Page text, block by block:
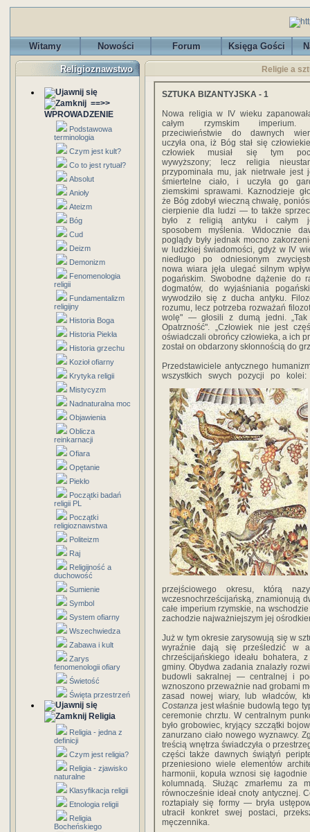
Witamy Nowości Forum Księga Gości
Religioznawstwo
==>>
WPROWADZENIE
Podstawowa
terminologia
Czym jest kult?
Co to jest rytuał?
Absolut
Anioły
Ateizm
Bóg
Cud
Deizm
Demonizm
Fenomenologia
religii
Fundamentalizm
religijny
Historia Boga
Historia Piekła
Historia grzechu
Kozioł ofiarny
Krytyka religii
Mistycyzm
Nadnaturalna moc
Objawienia
Oblicza
reinkarnacji
Ofiara
Opętanie
Piekło
Początki badań
religii PL
Początki
religioznawstwa
Politeizm
Raj
Religijność a
duchowość
Sumienie
Symbol
System ofiarny
Wszechwiedza
Zabawa i kult
Zarys
fenomenologii ofiary
Świetość
Święta przestrzeń
Religia
Religia - jedna z
definicji
Czym jest religia?
Religia - zjawisko
naturalne
Klasyfikacja religii
Etnologia religii
Religia
Bocheńskiego
Religie a
SZTUKA BIZANTYJSKA - 1
Nowa religia w IV wieku
całym rzymskim
przeciwieństwie do dawnych
uczyła ona, iż Bóg stał się
człowiek musiał się tym
wywyższony; lecz religia
przypominała mu, jak nietrwałe jest
śmiertelne ciało, i uczyła go
ziemskimi sprawami. Kaznodzieje
że Bóg zdobył wieczną chwałę,
cierpienie dla ludzi — to także
było z religią antyku i całym
sposobem myślenia. Widocznie
poglądy były jednak mocno
w ludzkiej świadomości, gdyż w IV
niedługo po odniesionym
nowa wiara jęła ulegać silnym
pogańskim. Swobodne dążenie do
dogmatów, do wyjaśniania
wywodziło się z ducha antyku.
rozumu, lecz potrzeba rozważań
wolę" — głosili z dumą jedni.
Opatrzność". „Człowiek nie jest
oświadczali obrońcy człowieka, a ich
został on obdarzony skłonnością do
Przedstawiciele antycznego
wszystkich swych pozycji po
przejściowego okresu, którą
wczesnochrześcijańską, znamionują
całe imperium rzymskie, na
zachodzie najważniejszym jej
Już w tym okresie zarysowują się w
wyraźnie dają się prześledzić w
chrześcijańskiego ideału
gminy. Obydwa zadania znalazły
budowli sakralnej — centralnej i
wznoszono przeważnie nad grobami
zasad nowej wiary, lub władców,
Costanza jest właśnie budowlą tego
ceremonie chrztu. W centralnym
było grobowiec, kryjący szczątki
zanurzano ciało nowego wyznawcy.
treścią wnętrza świadczyła o
części także dawnych świątyń
przeniesiono wiele elementów
harmonii, kopuła wznosi się
kolumnadą. Służąc zmarłemu za
równocześnie ideał cnoty antycznej.
roztapiały się formy — bryła
utracił konkret swej postaci,
męczennika.